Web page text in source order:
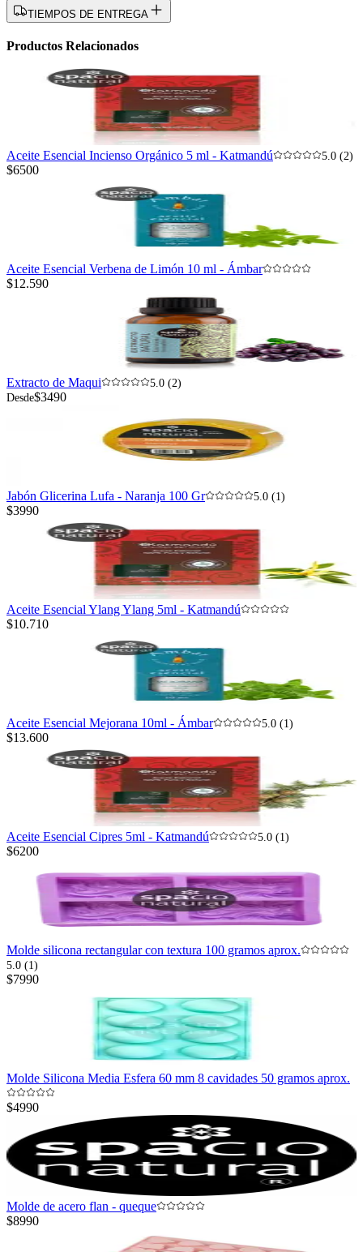
TIEMPOS DE ENTREGA
Productos Relacionados
Aceite Esencial Incienso Orgánico 5 ml - Katmandú 5.0 (2)
$6500
Aceite Esencial Verbena de Limón 10 ml - Ámbar
$12.590
Extracto de Maqui
5.0 (2)
Desde$3490
Jabón Glicerina Lufa - Naranja 100 Gr 5.0 (1)
$3990
Aceite Esencial Ylang Ylang 5ml - Katmandú
$10.710
Aceite Esencial Mejorana 10ml - Ámbar 5.0 (1)
$13.600
Aceite Esencial Cipres 5ml - Katmandú 5.0 (1)
$6200
Molde silicona rectangular con textura 100 gramos aprox.
5.0 (1)
$7990
Molde Silicona Media Esfera 60 mm 8 cavidades 50 gramos aprox.
$4990
Molde de acero flan - queque
$8990